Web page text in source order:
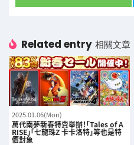
Related entry 相關文章
2025.01.06(Mon)
萬代南夢新春特賣舉辦！「Tales of A
RISE」「七龍珠Z 卡卡洛特」等也是特
價對象